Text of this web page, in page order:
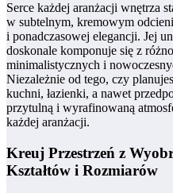
Serce każdej aranżacji wnętrza
w subtelnym, kremowym
i ponadczasowej elegancji. Jej
doskonale komponuje się z
minimalistycznych i
Niezależnie od tego, czy
kuchni, łazienki, a nawet
przytulną i wyrafinowaną
każdej aranżacji.
Kreuj Przestrzeń z
Kształtów i Rozmiarów